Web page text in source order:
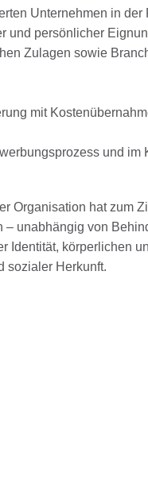
Unternehmen in der
und persönlicher
Zulagen sowie
mit
und im
Organisation hat zum
unabhängig von
Identität, körperlichen
sozialer Herkunft.